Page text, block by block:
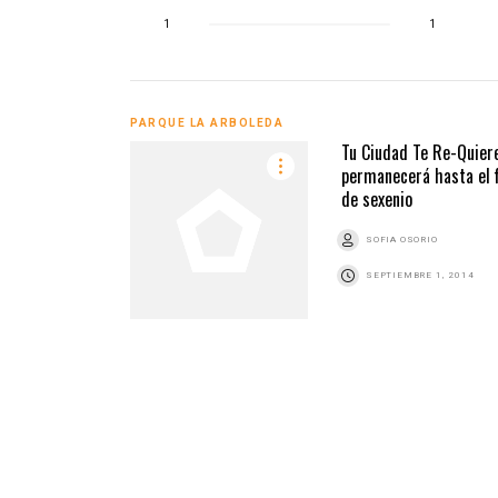
1 1
PARQUE LA ARBOLEDA
Tu Ciudad Te Re-
permanecerá hasta el
de sexenio
SOFIA OSORIO
SEPTIEMBRE 1, 2014